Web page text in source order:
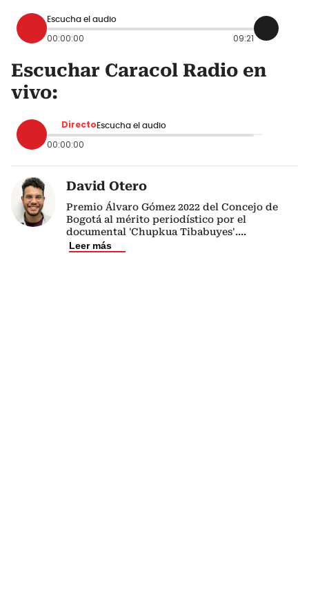
Escucha el audio
00:00:00 09:21
Escuchar Caracol Radio en
vivo:
Directo Escucha el audio
00:00:00
David Otero
Premio Álvaro Gómez 2022 del Concejo de
Bogotá al mérito periodístico por el
documental 'Chupkua Tibabuyes'....
Leer más